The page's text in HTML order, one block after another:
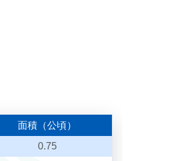
面積（公頃）
0.75